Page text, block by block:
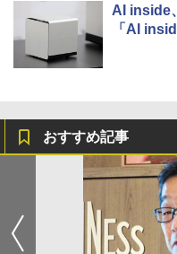
AI inside
「AI
おすすめ記事